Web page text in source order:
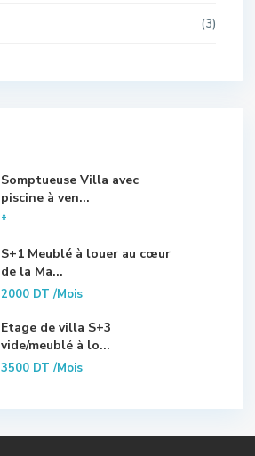
(3)
Somptueuse Villa avec
piscine à ven...
*
S+1 Meublé à louer au cœur
de la Ma...
2000 DT/Mois
Etage de villa S+3
vide/meublé à lo...
3500 DT/Mois